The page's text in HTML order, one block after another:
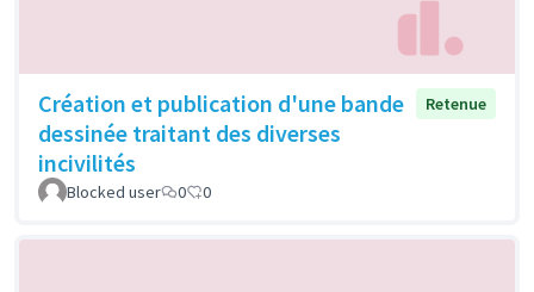
Création et publication d'une bande
dessinée traitant des diverses
incivilités
Retenue
Blocked user 0 0